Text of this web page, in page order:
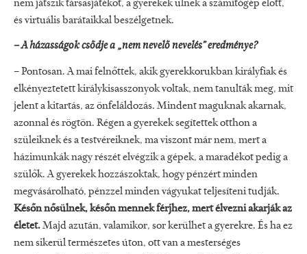
nem játszik társasjátékot, a gyerekek ülnek a számítógép előtt,
és virtuális barátaikkal beszélgetnek.
– A házasságok csődje a „nem nevelő nevelés” eredménye?
– Pontosan. A mai felnőttek, akik gyerekkorukban királyfiak és
elkényeztetett királykisasszonyok voltak, nem tanulták meg, mit
jelent a kitartás, az önfeláldozás. Mindent maguknak akarnak,
azonnal és rögtön. Régen a gyerekek segítettek otthon a
szüleiknek és a testvéreiknek, ma viszont már nem, mert a
házimunkák nagy részét elvégzik a gépek, a maradékot pedig a
szülők. A gyerekek hozzászoktak, hogy pénzért minden
megvásárolható, pénzzel minden vágyukat teljesíteni tudják.
Későn nősülnek, későn mennek férjhez, mert élvezni akarják az
életet.Majd azután, valamikor, sor kerülhet a gyerekre. És ha ez
nem sikerül természetes úton, ott van a mesterséges